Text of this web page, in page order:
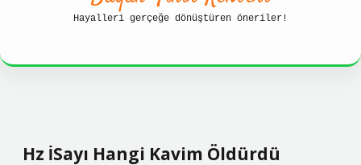
Hayalleri gerçeğe dönüştüren öneriler!
Hz İSayı Hangi Kavim Öldürdü